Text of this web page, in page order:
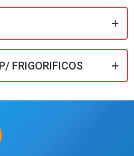
FRIGORIFICOS